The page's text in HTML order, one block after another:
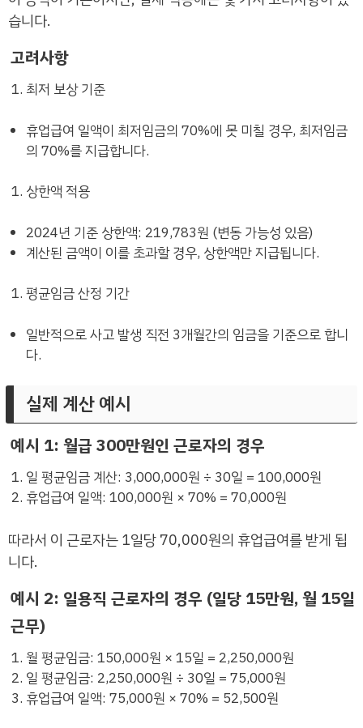
습니다.
고려사항
최저 보상 기준
휴업급여 일액이 최저임금의 70%에 못 미칠 경우, 최저임금
의 70%를 지급합니다.
상한액 적용
2024년 기준 상한액: 219,783원 (변동 가능성 있음)
계산된 금액이 이를 초과할 경우, 상한액만 지급됩니다.
평균임금 산정 기간
일반적으로 사고 발생 직전 3개월간의 임금을 기준으로 합니
다.
실제 계산 예시
예시 1: 월급 300만원인 근로자의 경우
일 평균임금 계산: 3,000,000원 ÷ 30일 = 100,000원
휴업급여 일액: 100,000원 × 70% = 70,000원
따라서 이 근로자는 1일당 70,000원의 휴업급여를 받게 됩
니다.
예시 2: 일용직 근로자의 경우 (일당 15만원, 월 15일
근무)
월 평균임금: 150,000원 × 15일 = 2,250,000원
일 평균임금: 2,250,000원 ÷ 30일 = 75,000원
휴업급여 일액: 75,000원 × 70% = 52,500원